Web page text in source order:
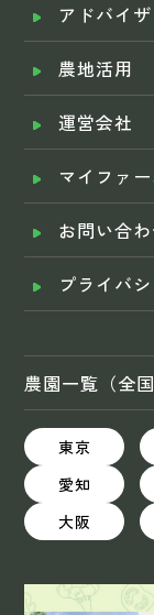
アドバイ
農地活用
運営会社
マイファ
お問い合
プライバ
農園一覧（全国
東京
愛知
大阪